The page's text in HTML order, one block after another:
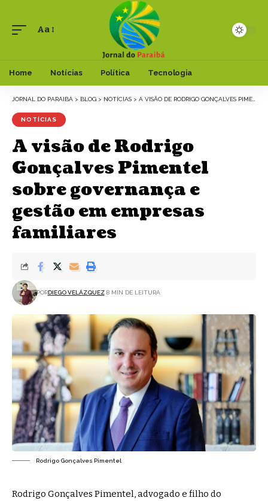
Aa
Home Notícias Política Tecnologia
JORNAL DO PARAIBÁ > BLOG > NOTÍCIAS > A VISÃO DE RODRIGO GONÇALVES PIMENTEL SOBRE GOVERNANÇA E GESTÃO EM EMPRESAS FAMILIARES
NOTÍCIAS
A visão de Rodrigo
Gonçalves Pimentel
sobre governança e
gestão em empresas
familiares
PORDIEGO VELÁZQUEZ 8 MIN DE LEITURA
Rodrigo Gonçalves Pimentel
Rodrigo Gonçalves Pimentel, advogado e filho do